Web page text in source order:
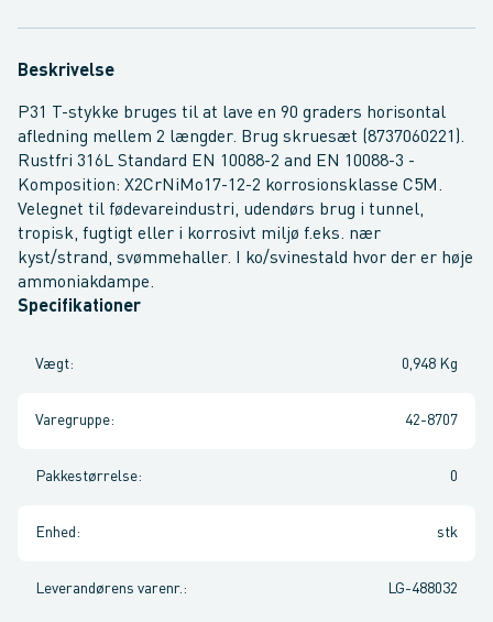
Beskrivelse
P31 T-stykke bruges til at lave en 90 graders horisontal
afledning mellem 2 længder. Brug skruesæt (8737060221).
Rustfri 316L Standard EN 10088-2 and EN 10088-3 -
Komposition: X2CrNiMo17-12-2 korrosionsklasse C5M.
Velegnet til fødevareindustri, udendørs brug i tunnel,
tropisk, fugtigt eller i korrosivt miljø f.eks. nær
kyst/strand, svømmehaller. I ko/svinestald hvor der er høje
ammoniakdampe.
Specifikationer
Vægt: 0,948 Kg
Varegruppe: 42-8707
Pakkestørrelse: 0
Enhed : stk
Leverandørens varenr. : LG-488032